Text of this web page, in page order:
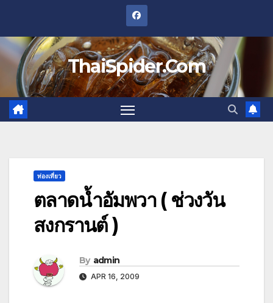
content
ThaiSpider.Com
ท่องเที่ยว
ตลาดน้ำอัมพวา ( ช่วงวัน
สงกรานต์ )
By admin
APR 16, 2009